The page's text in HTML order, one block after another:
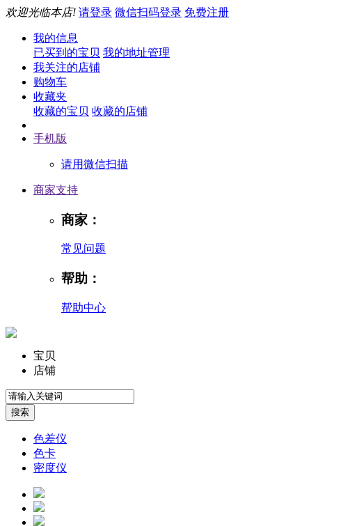
欢迎光临本店! 请登录 微信扫码登录 免费注册
我的信息
已买到的宝贝 我的地址管理
我关注的店铺
购物车
收藏夹
收藏的宝贝 收藏的店铺
手机版
请用微信扫描
商家支持
商家：
常见问题
帮助：
帮助中心
宝贝
店铺
色差仪
色卡
密度仪